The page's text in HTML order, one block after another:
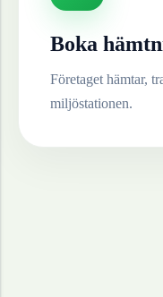
Boka
Företaget hämtar,
miljöstationen.